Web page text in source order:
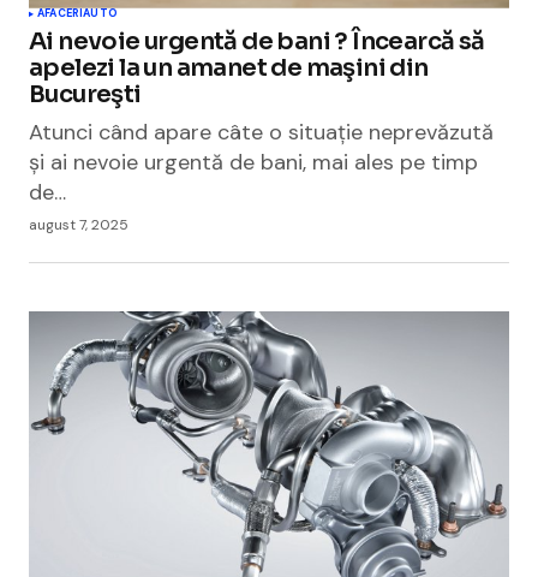
AFACERIAUTO
Ai nevoie urgentă de bani ? Încearcă să
apelezi la un amanet de maşini din
Bucureşti
Atunci când apare câte o situaţie neprevăzută
şi ai nevoie urgentă de bani, mai ales pe timp
de…
august 7, 2025